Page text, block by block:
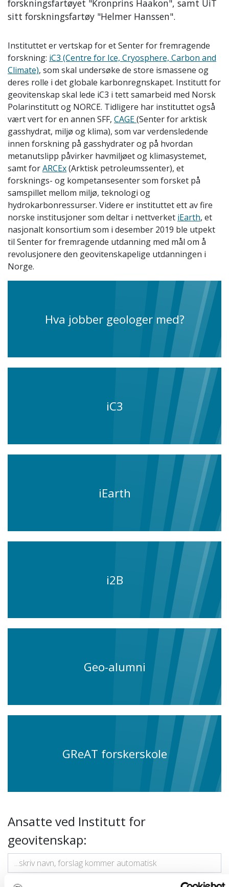
forskningsfartøyet "Kronprins Haakon", samt UiT
sitt forskningsfartøy "Helmer Hanssen".
Instituttet er vertskap for et Senter for fremragende
forskning: iC3 (Centre for Ice, Cryosphere, Carbon and
Climate), som skal undersøke de store ismassene og
deres rolle i det globale karbonregnskapet. Institutt for
geovitenskap skal lede iC3 i tett samarbeid med Norsk
Polarinstitutt og NORCE. Tidligere har instituttet også
vært vert for en annen SFF, CAGE(Senter for arktisk
gasshydrat, miljø og klima), som var verdensledende
innen forskning på gasshydrater og på hvordan
metanutslipp påvirker havmiljøetog klimasystemet,
samt forARCEx(Arktisk petroleumssenter), et
forsknings- og kompetansesenter som forsket på
samspillet mellom miljø, teknologi og
hydrokarbonressurser. Videre er instituttet ett av fire
norske institusjoner som deltar i nettverket iEarth, et
nasjonalt konsortium som i desember 2019 ble utpekt
til Senter for fremragende utdanning med mål om å
revolusjonere den geovitenskapelige utdanningen i
Norge.
Hva jobber geologer med?
iC3
iEarth
i2B
Geo-alumni
GReAT forskerskole
Ansatte ved Institutt for
geovitenskap: